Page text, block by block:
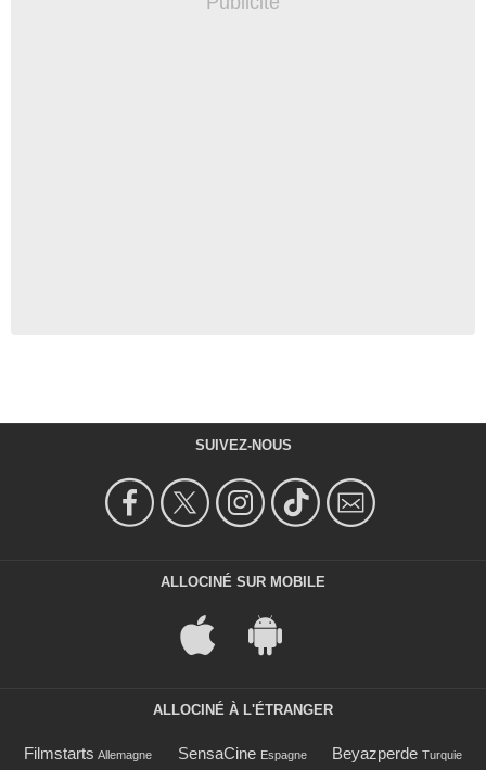
SUIVEZ-NOUS
ALLOCINÉ SUR MOBILE
ALLOCINÉ À L'ÉTRANGER
Filmstarts Allemagne SensaCine Espagne Beyazperde Turquie